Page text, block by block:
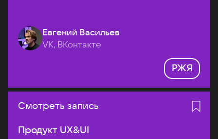
Евгений Васильев
VK, ВКонтакте
РЖЯ
Смотреть запись
Продукт UX&UI